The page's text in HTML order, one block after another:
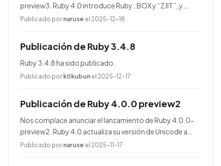
preview3. Ruby 4.0 introduce Ruby::BOX y “ZJIT”, y
agrega muchas mejoras.
Publicado por naruse el 2025-12-18
Publicación de Ruby 3.4.8
Ruby 3.4.8 ha sido publicado.
Publicado por k0kubun el 2025-12-17
Publicación de Ruby 4.0.0 preview2
Nos complace anunciar el lanzamiento de Ruby 4.0.0-
preview2. Ruby 4.0 actualiza su versión de Unicode a
17.0.0, entre otras novedades.
Publicado por naruse el 2025-11-17